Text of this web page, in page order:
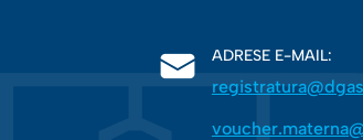
ADRESE E-MAIL: